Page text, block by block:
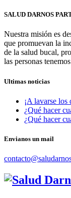
SALUD DARNOS
Nuestra misión es
que promuevan la
de la salud bucal,
las personas
Ultimas noticias
¡A lavarse los
¿Qué hacer
¿Qué hacer
Envianos un mail